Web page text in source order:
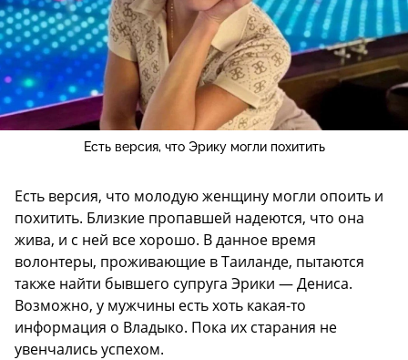
Есть версия, что Эрику могли похитить
Есть версия, что молодую женщину могли опоить и
похитить. Близкие пропавшей надеются, что она
жива, и с ней все хорошо. В данное время
волонтеры, проживающие в Таиланде, пытаются
также найти бывшего супруга Эрики — Дениса.
Возможно, у мужчины есть хоть какая-то
информация о Владыко. Пока их старания не
увенчались успехом.